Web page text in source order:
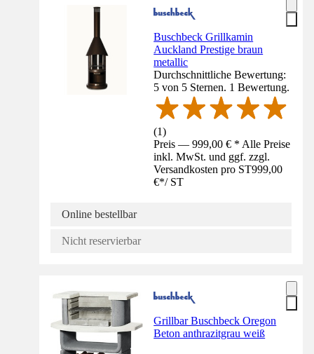
Buschbeck Grillkamin
Auckland Prestige braun
metallic
Durchschnittliche Bewertung:
5 von 5 Sternen. 1 Bewertung.
(1)
Preis — 999,00 € * Alle Preise
inkl. MwSt. und ggf. zzgl.
Versandkosten pro ST999,00
€*/ ST
Online bestellbar
Nicht reservierbar
Grillbar Buschbeck Oregon
Beton anthrazitgrau weiß